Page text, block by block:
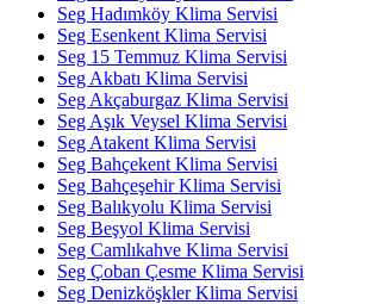
Seg Hadımköy Klima Servisi
Seg Esenkent Klima Servisi
Seg 15 Temmuz Klima Servisi
Seg Akbatı Klima Servisi
Seg Akçaburgaz Klima Servisi
Seg Aşık Veysel Klima Servisi
Seg Atakent Klima Servisi
Seg Bahçekent Klima Servisi
Seg Bahçeşehir Klima Servisi
Seg Balıkyolu Klima Servisi
Seg Beşyol Klima Servisi
Seg Camlıkahve Klima Servisi
Seg Çoban Çesme Klima Servisi
Seg Denizköşkler Klima Servisi